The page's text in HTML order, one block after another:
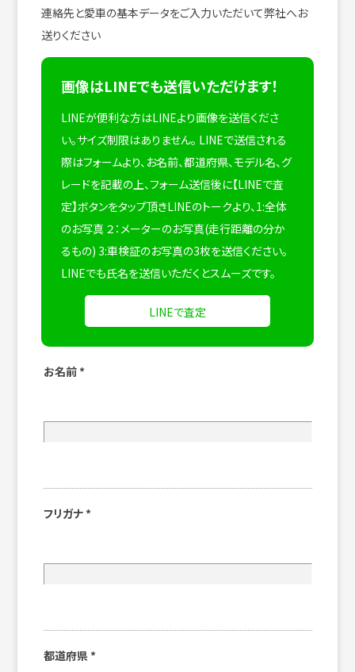
連絡先と愛車の基本データをご入力いただいて弊社へお
送りください
画像はLINEでも送信いただけます！
LINEが便利な方はLINEより画像を送信くださ
い。サイズ制限はありません。 LINEで送信される
際はフォームより、お名前、都道府県、モデル名、グ
レードを記載の上、フォーム送信後に【LINEで査
定】ボタンをタップ頂きLINEのトークより、1:全体
のお写真 ２：メーターのお写真(走行距離の分か
るもの) 3:車検証のお写真の3枚を送信ください。
LINEでも氏名を送信いただくとスムーズです。
LINEで査定
お名前 *
フリガナ *
都道府県 *